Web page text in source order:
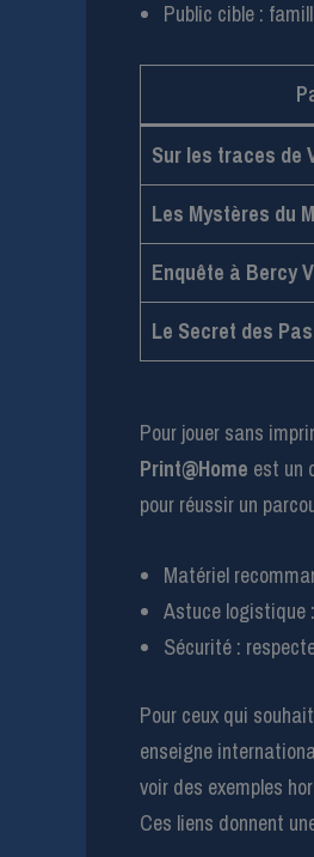
Public cible :
Sur les traces de
Les Mystères du
Enquête à Bercy
Le Secret des
Pour jouer sans
Print@Home est un
pour réussir un
Matériel
Astuce logistique
Sécurité :
Pour ceux qui
enseigne
voir des exemples
Ces liens donnent